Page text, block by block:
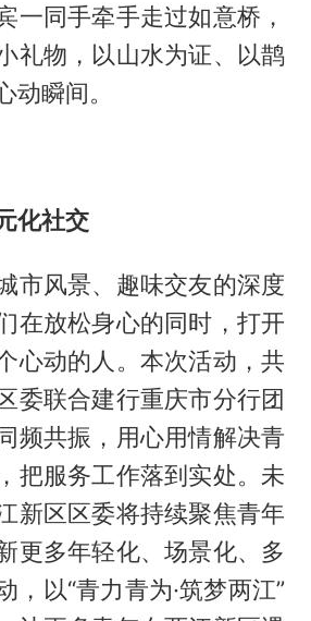
一同手牵手走过如意桥，
礼物，以山水为证、以鹊
动瞬间。
化社交
市风景、趣味交友的深度
在放松身心的同时，打开
心动的人。本次活动，共
委联合建行重庆市分行团
频共振，用心用情解决青
把服务工作落到实处。未
新区区委将持续聚焦青年
更多年轻化、场景化、多
，以“青力青为·筑梦两江”